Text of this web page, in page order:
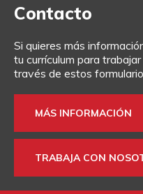
Contacto
Si quieres más
tu currículum para
través de estos
MÁS INFORMACIÓN
TRABAJA CON